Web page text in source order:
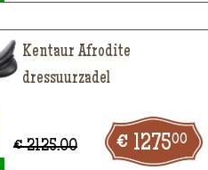
Kentaur Afrodite
dressuurzadel
€ 2125.00 127500